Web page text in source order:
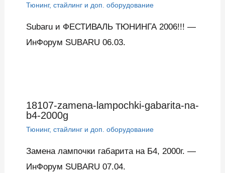
Тюнинг, стайлинг и доп. оборудование
Subaru и ФЕСТИВАЛЬ ТЮНИНГА 2006!!! —
ИнФорум SUBARU 06.03.
18107-zamena-lampochki-gabarita-na-
b4-2000g
Тюнинг, стайлинг и доп. оборудование
Замена лампочки габарита на Б4, 2000г. —
ИнФорум SUBARU 07.04.